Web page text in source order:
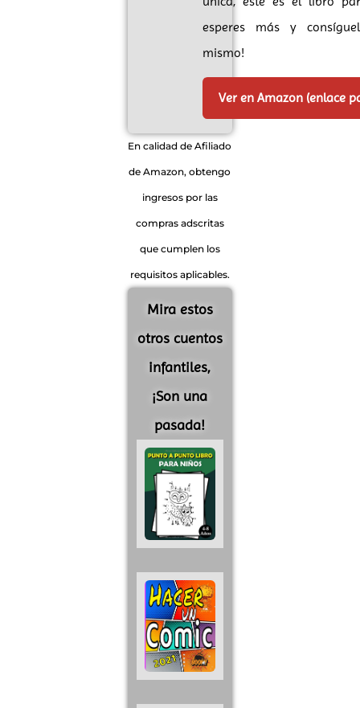
esperes más y
mismo!
Ver en Amazon (enlace
En calidad de Afiliado
de Amazon, obtengo
ingresos por las
compras adscritas
que cumplen los
requisitos aplicables.
Mira estos
otros cuentos
infantiles,
¡Son una
pasada!